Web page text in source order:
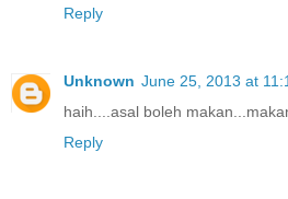
Reply
Unknown June 25, 2013 at
haih....asal boleh
Reply